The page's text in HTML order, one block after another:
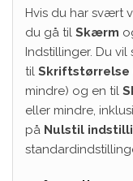
Hvis du har svært
du gå til Skærm
Indstillinger. Du vil
til Skriftstørrelse
mindre) og en til
eller mindre,
på Nulstil